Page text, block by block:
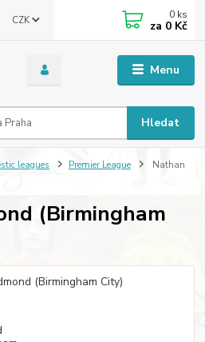
Menu
CZK
Hledat
0 ks
za 0 Kč
leagues Premier League
Nathan
(Birmingham